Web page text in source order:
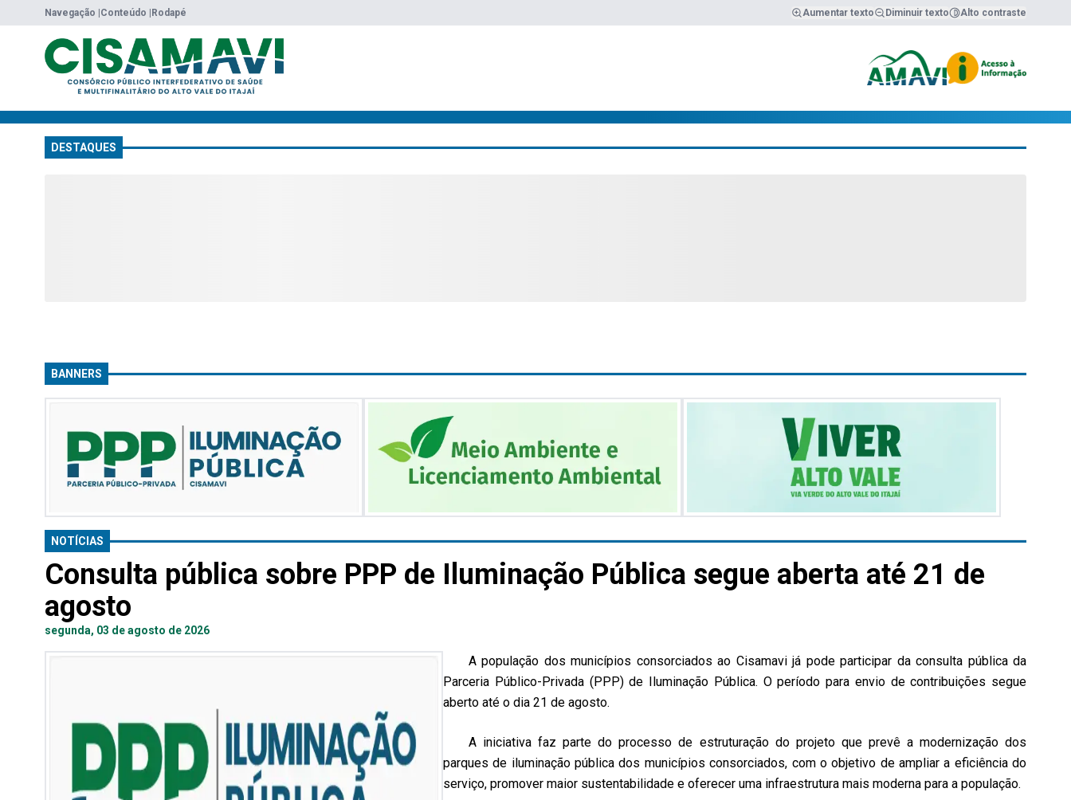
Navegação | Conteúdo | Rodapé Aumentar texto Diminuir texto Alto contraste
DESTAQUES
BANNERS
NOTÍCIAS
Consulta pública sobre PPP de Iluminação Pública segue aberta até 21 de
agosto
segunda, 03 de agosto de 2026
A população dos municípios consorciados ao Cisamavi já pode participar da consulta pública da
Parceria Público-Privada (PPP) de Iluminação Pública. O período para envio de contribuições segue
aberto até o dia 21 de agosto.
A iniciativa faz parte do processo de estruturação do projeto que prevê a modernização dos
parques de iluminação pública dos municípios consorciados, com o objetivo de ampliar a eficiência do
serviço, promover maior sustentabilidade e oferecer uma infraestrutura mais moderna para a população.